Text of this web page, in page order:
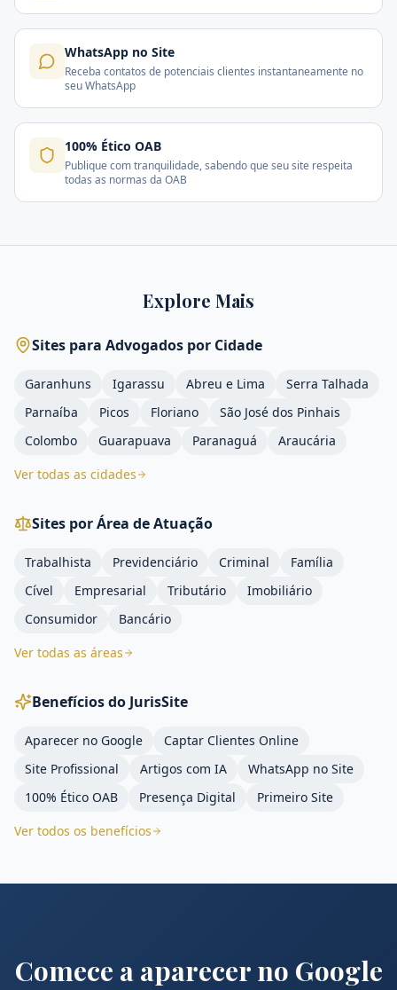
WhatsApp no Site
Receba contatos de potenciais clientes instantaneamente no
seu WhatsApp
100% Ético OAB
Publique com tranquilidade, sabendo que seu site respeita
todas as normas da OAB
Explore Mais
Sites para Advogados por Cidade
Garanhuns Igarassu Abreu e Lima
Serra Talhada
Parnaíba
Picos Floriano
São José dos Pinhais
Colombo
Guarapuava Paranaguá
Araucária
Ver todas as cidades
Sites por Área de Atuação
Trabalhista Previdenciário Criminal
Família
Cível
Empresarial Tributário
Imobiliário
Consumidor
Bancário
Ver todas as áreas
Benefícios do JurisSite
Aparecer no Google
Captar Clientes Online
Site Profissional
Artigos com IA
WhatsApp no Site
100% Ético OAB
Presença Digital
Primeiro Site
Ver todos os benefícios
Comece a aparecer no Google